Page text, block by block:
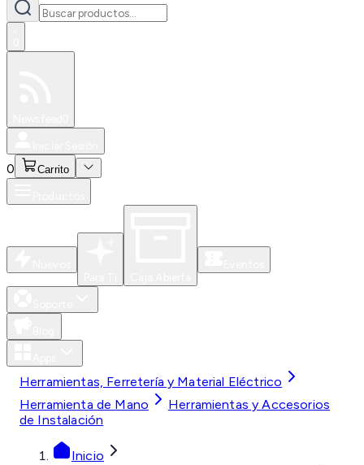
0 Carrito
Herramientas, Ferretería y Material Eléctrico
Herramienta de Mano
Herramientas y Accesorios
de Instalación
Inicio